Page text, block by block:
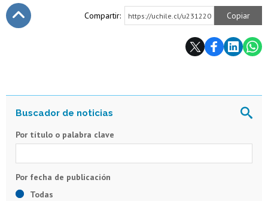
Compartir: https://uchile.cl/u231220 Copiar
Por título o palabra clave
Todas